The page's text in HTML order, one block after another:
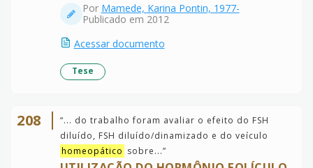
Por Mamede, Karina Pontin, 1977-
Publicado em 2012
Acessar documento
Tese
208 “... do trabalho foram avaliar o efeito do FSH
diluído, FSH diluído/dinamizado e do veículo
homeopático sobre...”